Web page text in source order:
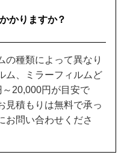
かりますか？
の種類によって異なり
ム、ミラーフィルムど
20,000円が目安で
見積もりは無料で承っ
お問い合わせくださ